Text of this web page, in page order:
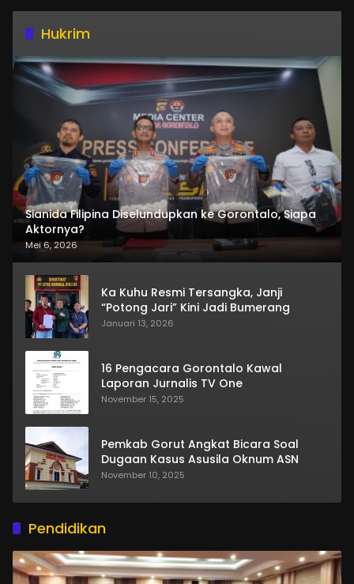
Hukrim
Sianida Filipina Diselundupkan ke Gorontalo, Siapa
Aktornya?
Mei 6, 2026
Ka Kuhu Resmi Tersangka, Janji
“Potong Jari” Kini Jadi Bumerang
Januari 13, 2026
16 Pengacara Gorontalo Kawal
Laporan Jurnalis TV One
November 15, 2025
Pemkab Gorut Angkat Bicara Soal
Dugaan Kasus Asusila Oknum ASN
November 10, 2025
Pendidikan